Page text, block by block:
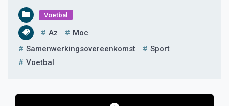
Voetbal
Az
Moc
Samenwerkingsovereenkomst
Sport
Voetbal
Bericht